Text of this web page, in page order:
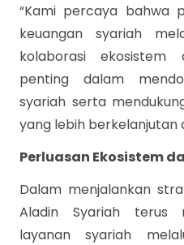
“Kami percaya bahwa
keuangan syariah
kolaborasi
penting dalam
syariah serta
yang lebih berkelanjutan
Perluasan Ekosistem
Dalam menjalankan
Aladin Syariah terus
layanan syariah